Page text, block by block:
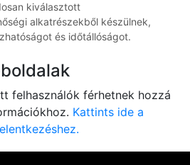
kiválasztott
alkatrészekből készülnek,
és időtállóságot.
felhasználók férhetnek hozzá
Kattints ide a